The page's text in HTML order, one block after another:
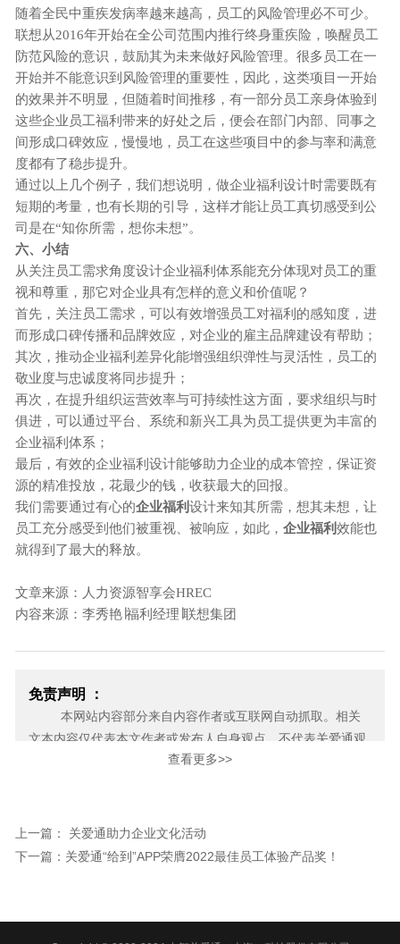
随着全民中重疾发病率越来越高，员工的风险管理必不可少。
联想从2016年开始在全公司范围内推行终身重疾险，唤醒员工
防范风险的意识，鼓励其为未来做好风险管理。很多员工在一
开始并不能意识到风险管理的重要性，因此，这类项目一开始
的效果并不明显，但随着时间推移，有一部分员工亲身体验到
这些企业员工福利带来的好处之后，便会在部门内部、同事之
间形成口碑效应，慢慢地，员工在这些项目中的参与率和满意
度都有了稳步提升。
通过以上几个例子，我们想说明，做企业福利设计时需要既有
短期的考量，也有长期的引导，这样才能让员工真切感受到公
司是在“知你所需，想你未想”。
六、 小结
从关注员工需求角度设计企业福利体系能充分体现对员工的重
视和尊重，那它对企业具有怎样的意义和价值呢？
首先，关注员工需求，可以有效增强员工对福利的感知度，进
而形成口碑传播和品牌效应，对企业的雇主品牌建设有帮助；
其次，推动企业福利差异化能增强组织弹性与灵活性，员工的
敬业度与忠诚度将同步提升；
再次，在提升组织运营效率与可持续性这方面，要求组织与时
俱进，可以通过平台、系统和新兴工具为员工提供更为丰富的
企业福利体系；
最后，有效的企业福利设计能够助力企业的成本管控，保证资
源的精准投放，花最少的钱，收获最大的回报。
我们需要通过有心的企业福利设计来知其所需，想其未想，让
员工充分感受到他们被重视、被响应，如此， 企业福利效能也
就得到了最大的释放。
文章来源：人力资源智享会HREC
内容来源：李秀艳∣福利经理∣联想集团
免责声明 ：
本网站内容部分来自内容作者或互联网自动抓取。相关
文本内容仅代表本文作者或发布人自身观点，不代表关爱通观
点或立场。关爱通力求此信息所述内容及观点的客观公正，但
家浏览，或不应无偿使用，请及时用电子邮件或电话通知我
们，关爱通会及时采取合理措施，避免给双方造成不必要的经
查看更多>>
上一篇： 关爱通助力企业文化活动
下一篇：关爱通“给到”APP荣膺2022最佳员工体验产品奖！